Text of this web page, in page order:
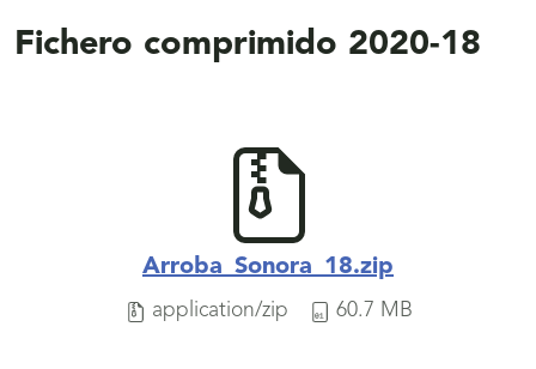
Fichero comprimido 2020-18
Arroba_Sonora_18.zip
application/zip 60.7 MB